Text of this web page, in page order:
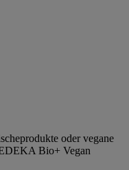
oder vegane
Bio+ Vegan